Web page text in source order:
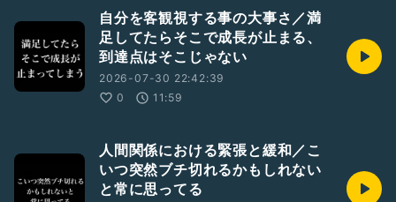
自分を客観視する事の大事さ／満
足してたらそこで成長が止まる、
到達点はそこじゃない
2026-07-30 22:42:39
0
11:59
人間関係における緊張と緩和／こ
いつ突然ブチ切れるかもしれない
と常に思ってる